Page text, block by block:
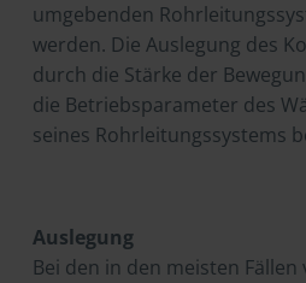
umgebenden
werden. Die Auslegung des
durch die Stärke der
die Betriebsparameter des
seines Rohrleitungssystems
Auslegung
Bei den in den meisten